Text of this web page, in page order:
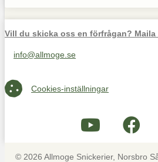
Vill du skicka oss en förfrågan? Maila
Maila oss på info@allmoge.se
info@allmoge.se
Cookies-inställningar
Cookies-inställningar
© 2026 Allmoge Snickerier, Norsbro